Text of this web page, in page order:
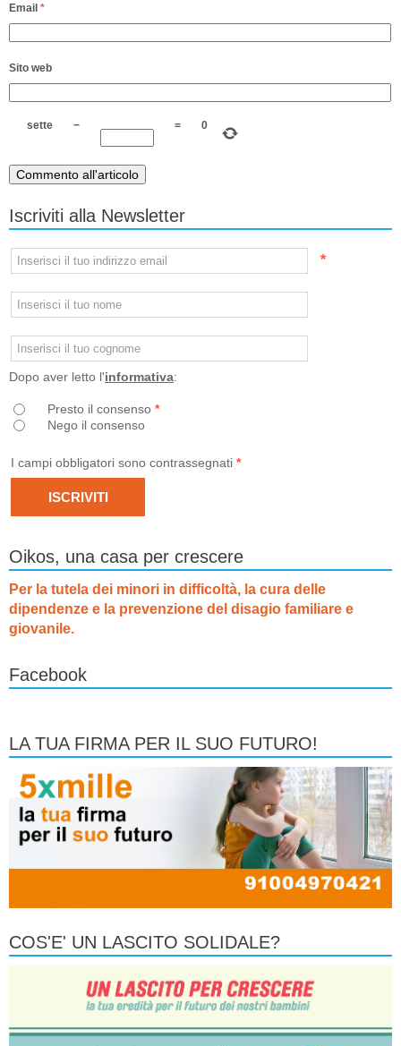
Email *
Sito web
sette − = 0
Iscriviti alla Newsletter
*
Dopo aver letto l'informativa:
Presto il consenso *
Nego il consenso
I campi obbligatori sono contrassegnati *
Oikos, una casa per crescere
Per la tutela dei minori in difficoltà, la cura delle
dipendenze e la prevenzione del disagio familiare e
giovanile.
Facebook
LA TUA FIRMA PER IL SUO FUTURO!
COS'E' UN LASCITO SOLIDALE?